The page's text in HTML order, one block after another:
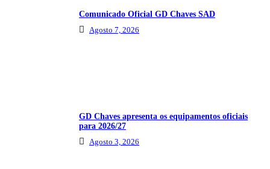
Comunicado Oficial GD Chaves SAD
Agosto 7, 2026
GD Chaves apresenta os equipamentos oficiais
para 2026/27
Agosto 3, 2026